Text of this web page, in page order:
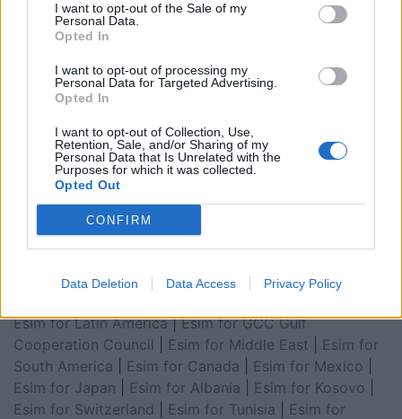
I want to opt-out of the Sale of my
Personal Data.
Opted In
I want to opt-out of processing my
Personal Data for Targeted Advertising.
Opted In
I want to opt-out of Collection, Use,
Retention, Sale, and/or Sharing of my
Personal Data that Is Unrelated with the
Purposes for which it was collected.
Opted Out
CONFIRM
Data Deletion Data Access Privacy Policy
Esim for Global|Esim for Europe|Esim for Caribbean
Esim for USA|
|Esim for Germany
for Asia|Esim for World Cup 2026
Emirates|Esim for Balkans|Esim for Morocco|
Esim for Latin America|Esim for GCC Gulf
Cooperation Council
Esim for Middle East
Esim for
South America
Esim for Canada Esim for Mexico
Esim for Japan
Esim for Albania Esim for Kosovo
Esim for Switzerland
Esim for Tunisia
Esim for